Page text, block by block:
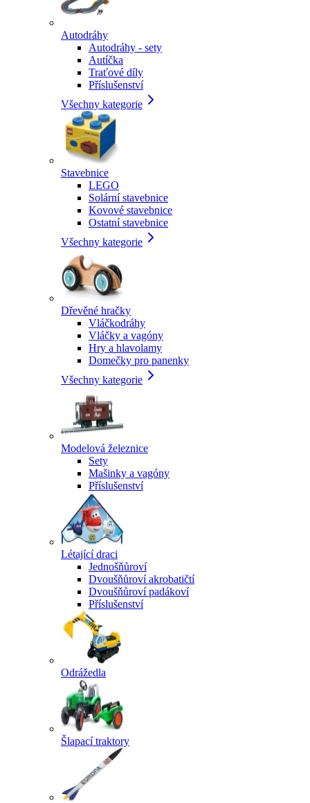
Autodráhy
Autodráhy - sety
Autíčka
Traťové díly
Příslušenství
Všechny kategorie
Stavebnice
LEGO
Solární stavebnice
Kovové stavebnice
Ostatní stavebnice
Všechny kategorie
Dřevěné hračky
Vláčkodráhy
Vláčky a vagóny
Hry a hlavolamy
Domečky pro panenky
Všechny kategorie
Modelová železnice
Sety
Mašinky a vagóny
Příslušenství
Létající draci
Jednošňůroví
Dvoušňůroví akrobatičtí
Dvoušňůroví padákoví
Příslušenství
Odrážedla
Šlapací traktory